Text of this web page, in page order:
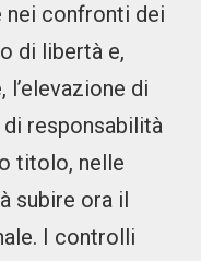
nei confronti dei
di libertà e,
di
responsabilità
titolo, nelle
subire ora il
I controlli